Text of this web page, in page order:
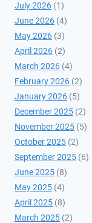
July 2026 (1)
June 2026 (4)
May 2026 (3)
April 2026 (2)
March 2026 (4)
February 2026 (2)
January 2026 (5)
December 2025 (2)
November 2025 (5)
October 2025 (2)
September 2025 (6)
June 2025 (8)
May 2025 (4)
April 2025 (8)
March 2025 (2)